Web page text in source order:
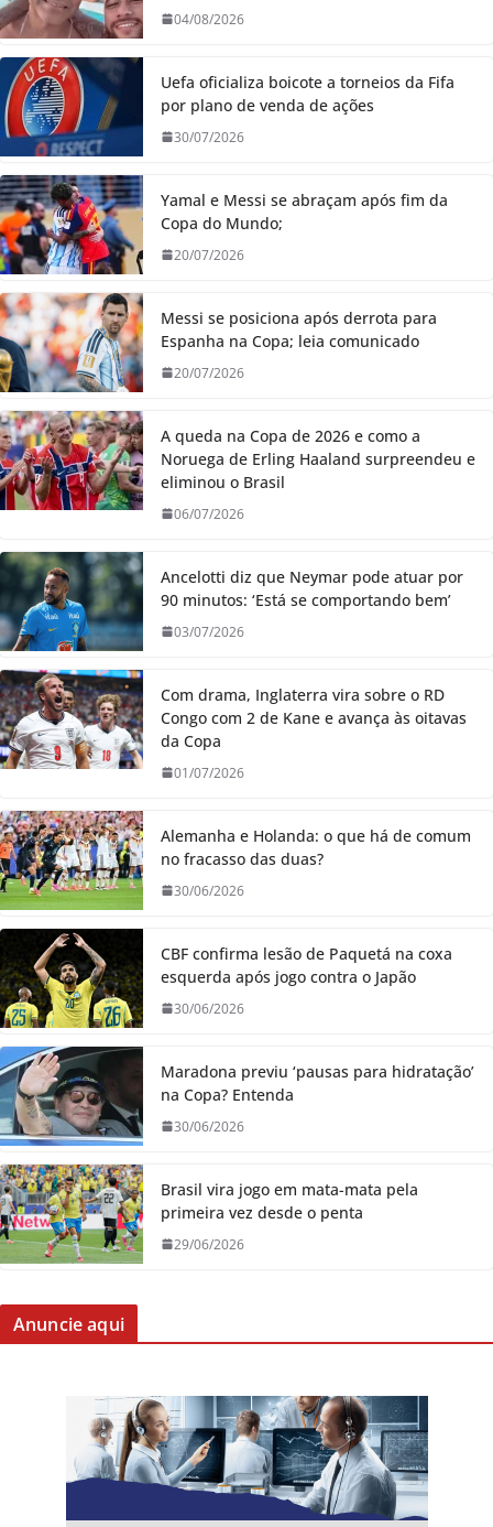
04/08/2026
Uefa oficializa boicote a torneios da Fifa
por plano de venda de ações
30/07/2026
Yamal e Messi se abraçam após fim da
Copa do Mundo;
20/07/2026
Messi se posiciona após derrota para
Espanha na Copa; leia comunicado
20/07/2026
A queda na Copa de 2026 e como a
Noruega de Erling Haaland surpreendeu e
eliminou o Brasil
06/07/2026
Ancelotti diz que Neymar pode atuar por
90 minutos: ‘Está se comportando bem’
03/07/2026
Com drama, Inglaterra vira sobre o RD
Congo com 2 de Kane e avança às oitavas
da Copa
01/07/2026
Alemanha e Holanda: o que há de comum
no fracasso das duas?
30/06/2026
CBF confirma lesão de Paquetá na coxa
esquerda após jogo contra o Japão
30/06/2026
Maradona previu ‘pausas para hidratação’
na Copa? Entenda
30/06/2026
Brasil vira jogo em mata-mata pela
primeira vez desde o penta
29/06/2026
Anuncie aqui